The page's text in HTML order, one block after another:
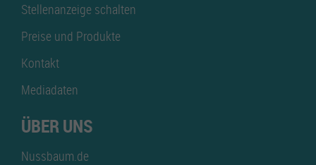
Stellenanzeige schalten
Preise und Produkte
Kontakt
Mediadaten
ÜBER UNS
Nussbaum.de